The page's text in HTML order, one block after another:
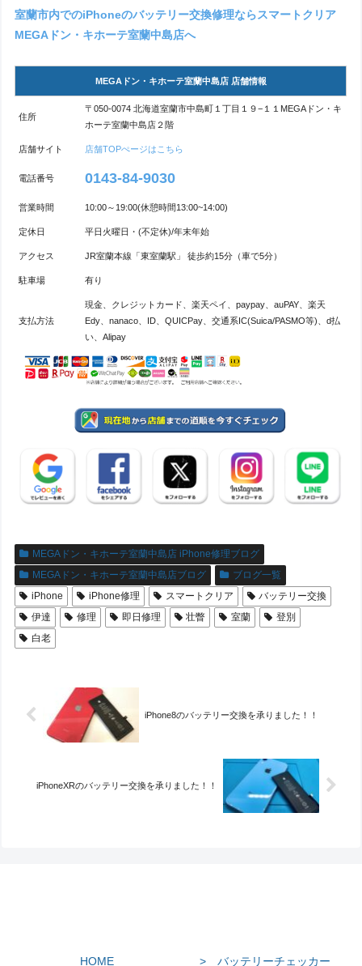
室蘭市内でのiPhoneのバッテリー交換修理ならスマートクリア
MEGAドン・キホーテ室蘭中島店へ
MEGAドン・キホーテ室蘭中島店 店舗情報
住所
〒050-0074 北海道室蘭市中島町１丁目１９−１１MEGAドン・キ
ホーテ室蘭中島店２階
店舗サイト 店舗TOPぺージはこちら
電話番号 0143-84-9030
営業時間 10:00～19:00(休憩時間13:00~14:00)
定休日 平日火曜日・(不定休)/年末年始
アクセス JR室蘭本線「東室蘭駅」 徒歩約15分（車で5分）
駐車場 有り
支払方法
現金、クレジットカード、楽天ペイ、paypay、auPAY、楽天
Edy、nanaco、ID、QUICPay、交通系IC(Suica/PASMO等)、d払
い、Alipay
MEGAドン・キホーテ室蘭中島店 iPhone修理ブログ
MEGAドン・キホーテ室蘭中島店ブログ
ブログ一覧
iPhone
iPhone修理 スマートクリア
バッテリー交換
伊達
修理 即日修理 壮瞥 室蘭
登別
白老
iPhone8のバッテリー交換を承りました！！
iPhoneXRのバッテリー交換を承りました！！
HOME > バッテリーチェッカー